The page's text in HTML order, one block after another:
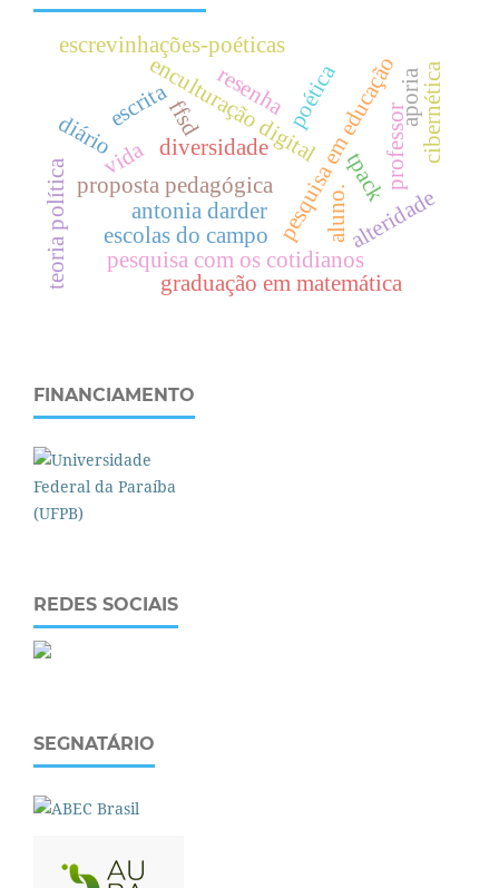
proposta pedagógica
enculturação digitalpesquisa em educação
escrita
escrevinhações-poéticas
pesquisa com os cotidianos
diversidade
graduação em matemática
tpack
alteridade
poética
escolas do campo
ffsd
vida professor
aluno.
antonia darder
resenha
diário
aporiacibernética
teoria política
FINANCIAMENTO
REDES SOCIAIS
SEGNATÁRIO